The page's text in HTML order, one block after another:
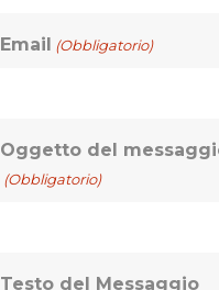
Email (Obbligatorio)
Oggetto del
(Obbligatorio)
Testo del Messaggio